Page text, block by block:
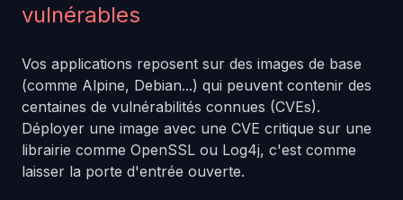
vulnérables
Vos applications reposent sur des images de base
(comme Alpine, Debian...) qui peuvent contenir des
centaines de vulnérabilités connues (CVEs).
Déployer une image avec une CVE critique sur une
librairie comme OpenSSL ou Log4j, c'est comme
laisser la porte d'entrée ouverte.